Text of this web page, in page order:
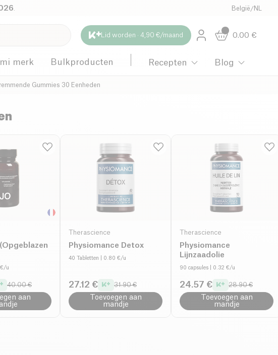
België /NL
Lid worden · 4,90 €/maand 0.00 €
merk Bulkproducten Recepten Blog
Gummies 30 Eenheden
€/u
40.00 €
aan
Therascience
Physiomance Detox
40 Tabletten | 0.80 €/u
27.12 € 31.90 €
Toevoegen aan
mandje
Therascience
Physiomance
Lijnzaadolie
90 capsules | 0.32 €/u
24.57 € 28.90 €
Toevoegen aan
mandje